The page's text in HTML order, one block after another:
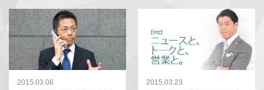
2015.03.06 2015.03.23